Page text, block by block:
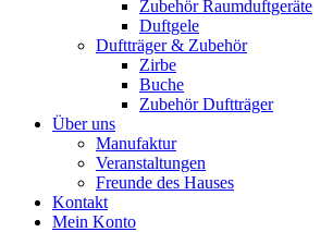
Zubehör Raumduftgeräte
Duftgele
Duftträger & Zubehör
Zirbe
Buche
Zubehör Duftträger
Über uns
Manufaktur
Veranstaltungen
Freunde des Hauses
Kontakt
Mein Konto